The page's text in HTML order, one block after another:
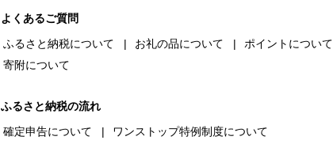
よくあるご質問
ふるさと納税について
お礼の品について
ポイントについて
寄附について
ふるさと納税の流れ
確定申告について
ワンストップ特例制度について